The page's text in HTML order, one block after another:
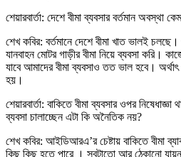
শেয়ারবার্তা: দেশে বীমা ব্যবসার বর্তমান অবস্থা
শেখ কবির: বর্তমানে দেশে বীমা খাত ভালই
যানবাহন মোটর গাড়ীর বীমা নিয়ে ব্যবসা করি।
যাবে আমাদের বীমা ব্যবসাও তত ভাল হবে।
হয়।
শেয়ারবার্তা: বাকিতে বীমা ব্যবসার ওপর
ব্যবসা চালাচ্ছেন এটা কি অনৈতিক নয়?
শেখ কবির: আইডিআরএ’র চেষ্টায় বাকিতে বীমা
কিছু কিছু হতে পারে । সবটাতো আর ঠেকানো